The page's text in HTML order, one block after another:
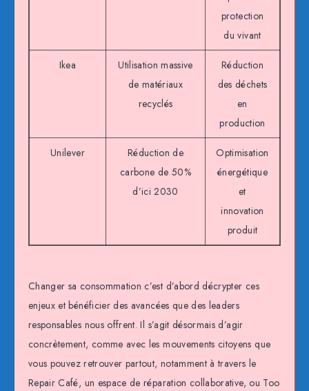
protection
du vivant
Ikea
Utilisation massive
de matériaux
recyclés
Réduction
des déchets
en
production
Unilever
Réduction de
carbone de 50%
d’ici 2030
Optimisation
énergétique
et
innovation
produit
Changer sa consommation c’est d’abord décrypter ces
enjeux et bénéficier des avancées que des leaders
responsables nous offrent. Il s’agit désormais d’agir
concrètement, comme avec les mouvements citoyens que
vous pouvez retrouver partout, notamment à travers le
Repair Café, un espace de réparation collaborative, ou Too